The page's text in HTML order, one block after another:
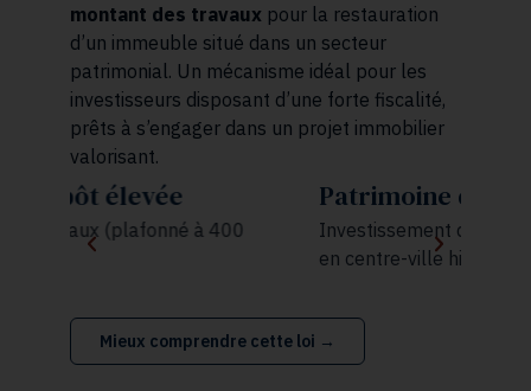
montant des travaux pour la restauration
d’un immeuble situé dans un secteur
patrimonial. Un mécanisme idéal pour les
investisseurs disposant d’une forte fiscalité,
prêts à s’engager dans un projet immobilier
valorisant.
Patrimoine d'exception
Investissement dans des biens de caractère
en centre-ville historique
Mieux comprendre cette loi →